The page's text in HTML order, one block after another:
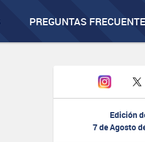
PREGUNTAS
Edición
7 de Agosto